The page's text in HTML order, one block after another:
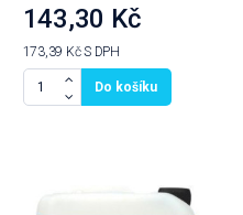
143,30 Kč
173,39 KčS DPH
Do košíku